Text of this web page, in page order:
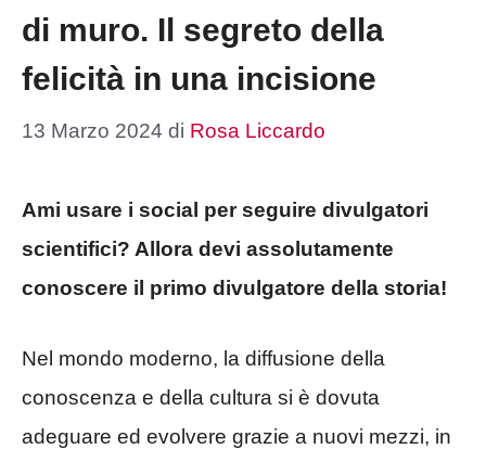
di muro. Il segreto della
felicità in una incisione
13 Marzo 2024 di Rosa Liccardo
Ami usare i social per seguire divulgatori
scientifici? Allora devi assolutamente
conoscere il primo divulgatore della storia!
Nel mondo moderno, la diffusione della
conoscenza e della cultura si è dovuta
adeguare ed evolvere grazie a nuovi mezzi, in